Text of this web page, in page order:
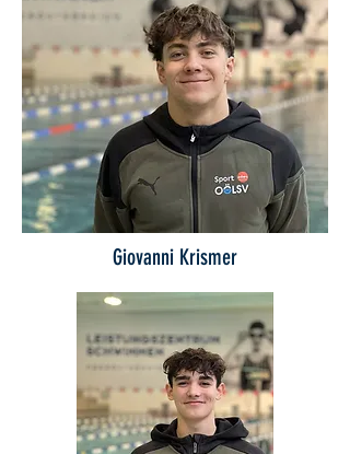
Giovanni Krismer